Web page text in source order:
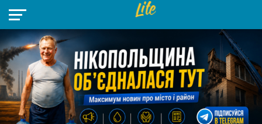
НІКОПОЛЬ
РАЙОН
СІЧЕСЛАВСЬКА
УКРАЇНА
РЕТРО
НІКОПОЛЬ
ЛАЙТ
УКРАЇНА
ДОПОМОГА
РАДІО